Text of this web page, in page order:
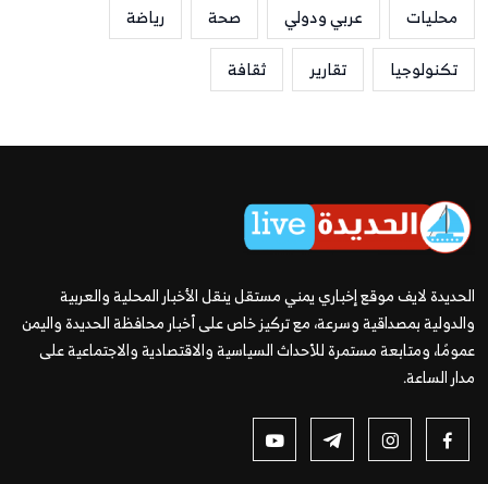
محليات
عربي ودولي صحة
رياضة
تكنولوجيا
تقارير ثقافة
الحديدة لايف موقع إخباري يمني مستقل ينقل الأخبار المحلية والعربية
والدولية بمصداقية وسرعة، مع تركيز خاص على أخبار محافظة الحديدة واليمن
عمومًا، ومتابعة مستمرة للأحداث السياسية والاقتصادية والاجتماعية على
مدار الساعة.